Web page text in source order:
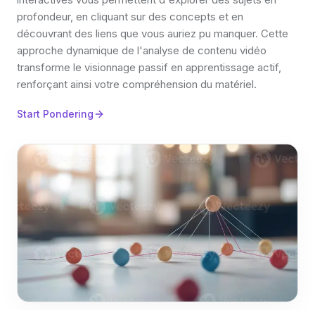
profondeur, en cliquant sur des concepts et en
découvrant des liens que vous auriez pu manquer. Cette
approche dynamique de l'analyse de contenu vidéo
transforme le visionnage passif en apprentissage actif,
renforçant ainsi votre compréhension du matériel.
Start Pondering